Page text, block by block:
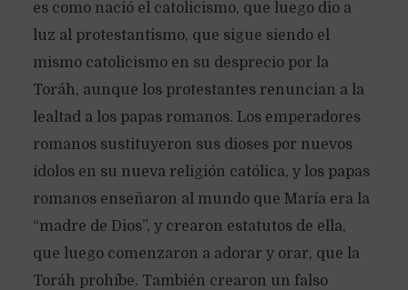
es como nació el catolicismo, que luego dio a
luz al protestantismo, que sigue siendo el
mismo catolicismo en su desprecio por la
Toráh, aunque los protestantes renuncian a la
lealtad a los papas romanos. Los emperadores
romanos sustituyeron sus dioses por nuevos
ídolos en su nueva religión católica, y los papas
romanos enseñaron al mundo que María era la
“madre de Dios”, y crearon estatutos de ella,
que luego comenzaron a adorar y orar, que la
Toráh prohíbe. También crearon un falso